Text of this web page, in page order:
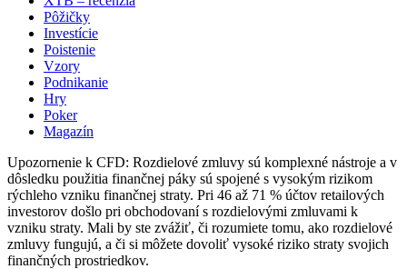
Pôžičky
Investície
Poistenie
Vzory
Podnikanie
Hry
Poker
Magazín
Upozornenie k CFD: Rozdielové zmluvy sú komplexné nástroje a v
dôsledku použitia finančnej páky sú spojené s vysokým rizikom
rýchleho vzniku finančnej straty. Pri 46 až 71 % účtov retailových
investorov došlo pri obchodovaní s rozdielovými zmluvami k
vzniku straty. Mali by ste zvážiť, či rozumiete tomu, ako rozdielové
zmluvy fungujú, a či si môžete dovoliť vysoké riziko straty svojich
finančných prostriedkov.